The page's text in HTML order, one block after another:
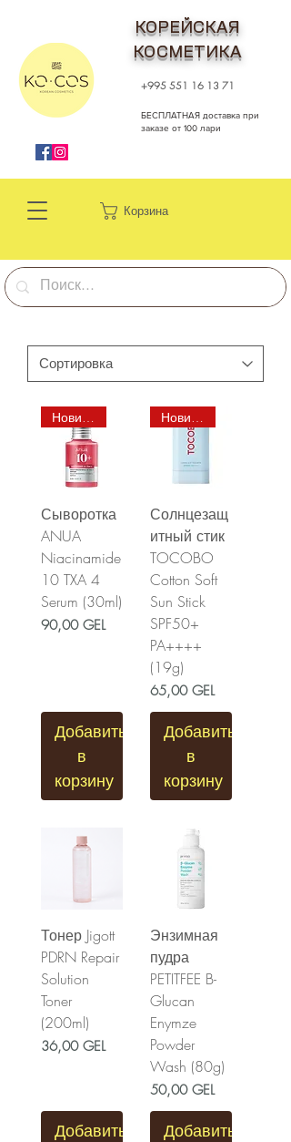
Корзина
КОРЕЙСКАЯ
КОСМЕТИКА
+995 551 16 13 71
БЕСПЛАТНАЯ доставка при
заказе от 100 лари
Новинка
Сыворотка
ANUA
Niacinamide
10 TXA 4
Serum (30ml)
Цена
90,00 GEL
Добавить
в
корзину
Новинка
Солнцезащ
итный стик
TOCOBO
Cotton Soft
Sun Stick
SPF50+
PA++++
(19g)
Цена
65,00 GEL
Добавить
в
корзину
Тонер Jigott
PDRN Repair
Solution
Toner
(200ml)
Цена
36,00 GEL
Добавить
Энзимная
пудра
PETITFEE B-
Glucan
Enymze
Powder
Wash (80g)
Цена
50,00 GEL
Добавить